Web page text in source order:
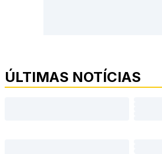
ÚLTIMAS NOTÍCIAS